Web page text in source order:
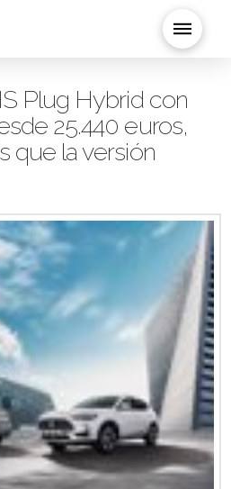
Plug Hybrid con
25.440 euros,
que la versión